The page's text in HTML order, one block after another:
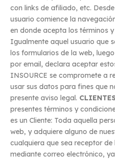
con links de afiliado, etc.
usuario comience la
en donde acepta los términos
Igualmente aquel usuario que
los formularios de la web,
por email, declara aceptar
INSOURCE se compromete a
usar sus datos para fines que
presente aviso legal.
presentes términos y
es un Cliente: Toda aquella
web, y adquiere alguno de
cualquiera que sea receptor
mediante correo electrónico,